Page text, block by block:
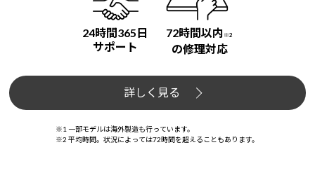
24時間365日
サポート
72時間以内 ※2
の修理対応
詳しく見る
※1 一部モデルは海外製造も行っています。
※2 平均時間。状況によっては72時間を超えることもあります。